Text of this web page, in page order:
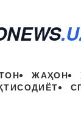
ЖАҲОН